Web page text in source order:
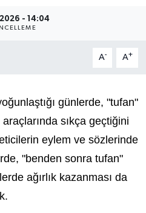
- 14:04
A- A+
günlerde, "tufan"
sıkça geçtiğini
eylem ve sözlerinde
"benden sonra tufan"
ağırlık kazanması da
ve Fikstür